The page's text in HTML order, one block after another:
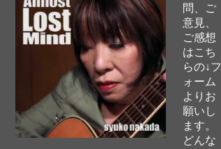
問、ご
意見、
ご感想
はこち
らの↓フ
ォーム
よりお
願いし
ます。
どんな